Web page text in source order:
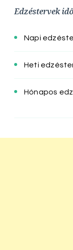
Edzéstervek
Napi
Heti
Hónapos